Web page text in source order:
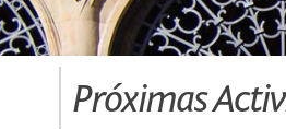
Próximas